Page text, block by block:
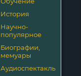
История
Научно-
популярное
Биографии,
мемуары
Аудиоспектакль